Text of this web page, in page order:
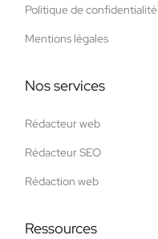
Politique de confidentialité
Mentions légales
Nos services
Rédacteur web
Rédacteur SEO
Rédaction web
Ressources